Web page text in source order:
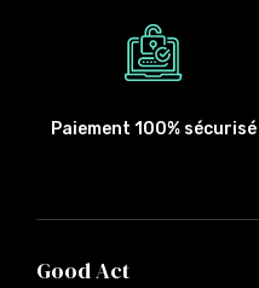
Paiement 100% sécurisé
Good Act